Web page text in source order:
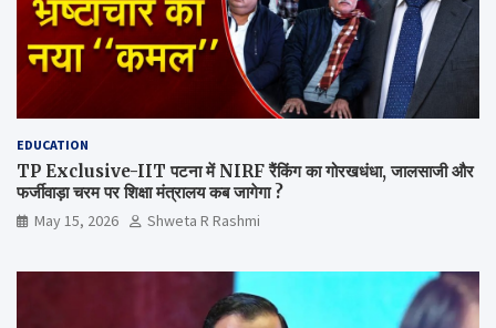
EDUCATION
TP Exclusive-IIT पटना में NIRF रैंकिंग का गोरखधंधा, जालसाजी और
फर्जीवाड़ा चरम पर शिक्षा मंत्रालय कब जागेगा ?
May 15, 2026 Shweta R Rashmi